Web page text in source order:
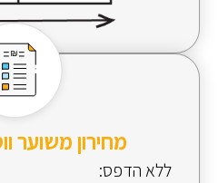
מחירון משוער
ללא הדפס: